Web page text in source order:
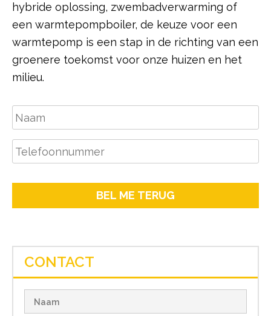
hybride oplossing, zwembadverwarming of
een warmtepompboiler, de keuze voor een
warmtepomp is een stap in de richting van een
groenere toekomst voor onze huizen en het
milieu.
Naam
Telefoonnummer
CONTACT